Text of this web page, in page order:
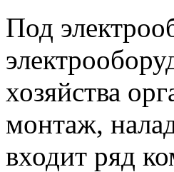
Под
хозяйства
монтаж,
входит ряд